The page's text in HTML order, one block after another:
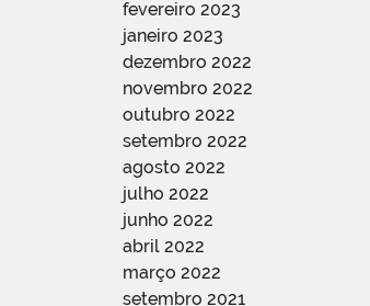
fevereiro 2023
janeiro 2023
dezembro 2022
novembro 2022
outubro 2022
setembro 2022
agosto 2022
julho 2022
junho 2022
abril 2022
março 2022
setembro 2021